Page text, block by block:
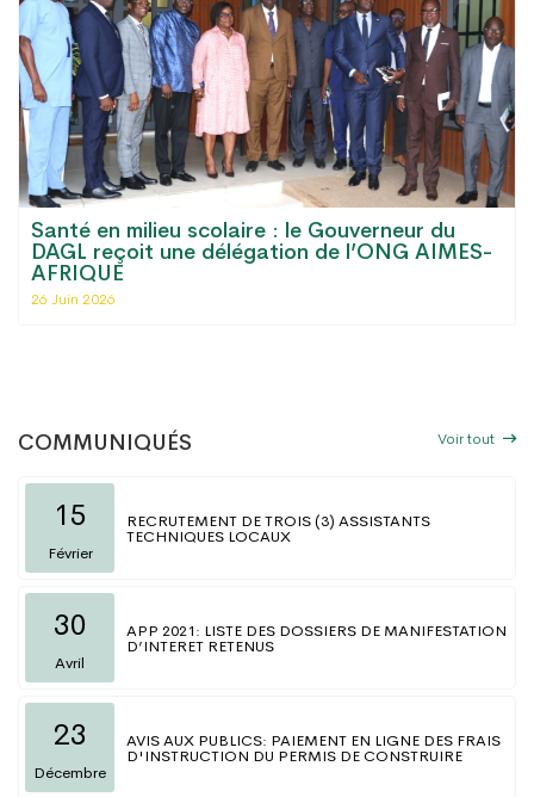
Santé en milieu scolaire : le Gouverneur du
DAGL reçoit une délégation de l’ONG AIMES-
AFRIQUE
26 Juin 2026
COMMUNIQUÉS Voir tout
15
Février
RECRUTEMENT DE TROIS (3) ASSISTANTS
TECHNIQUES LOCAUX
30
Avril
APP 2021: LISTE DES DOSSIERS DE MANIFESTATION
D’INTERET RETENUS
23
Décembre
AVIS AUX PUBLICS: PAIEMENT EN LIGNE DES FRAIS
D'INSTRUCTION DU PERMIS DE CONSTRUIRE